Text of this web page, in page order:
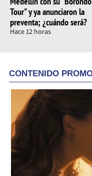
Tour" y ya anunciaron la
preventa; ¿cuándo será?
Hace 12 horas